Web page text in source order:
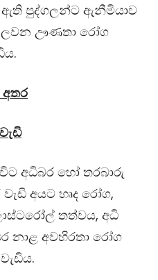
පුද්ගලන්ට ඇනීමියාව
ලවන ඌණතා රෝග
අතර
විට අධිබර හෝ තරබාරු
අයට හෘද රෝග,
තත්වය, අධි
නාළ අවහිරතා රෝග